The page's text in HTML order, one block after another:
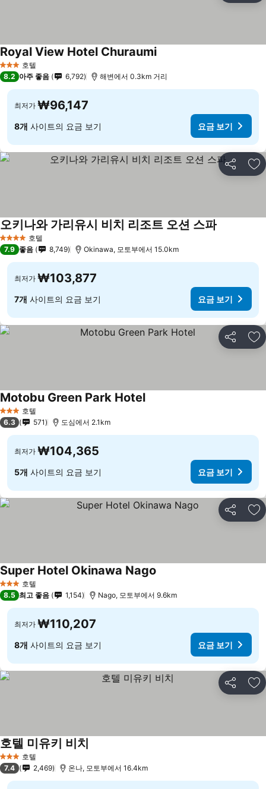
3 성급 호텔
Royal View Hotel Churaumi
8.2 아주 좋음 6,792 해변에서 0.3km 거리
최저가 ₩96,147
8개 사이트의 요금 보기 요금 보기
공유 즐
4 성급 호텔
오키나와 가리유시 비치 리조트 오션 스파
7.9 좋음 8,749 Okinawa, 모토부에서 15.0km
최저가 ₩103,877
7개 사이트의 요금 보기 요금 보기
공유 즐
3 성급 호텔
Motobu Green Park Hotel
6.3 571 도심에서 2.1km
최저가 ₩104,365
5개 사이트의 요금 보기 요금 보기
공유 즐
3 성급 호텔
Super Hotel Okinawa Nago
8.5 최고 좋음 1,154 Nago, 모토부에서 9.6km
최저가 ₩110,207
8개 사이트의 요금 보기 요금 보기
공유 즐
3 성급 호텔
호텔 미유키 비치
7.4 2,469 온나, 모토부에서 16.4km